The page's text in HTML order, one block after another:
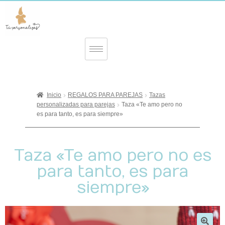
Inicio REGALOS PARA PAREJAS
Tazas
personalizadas para parejas
Taza «Te amo pero no
es para tanto, es para siempre»
Taza «Te amo pero no es
para tanto, es para
siempre»